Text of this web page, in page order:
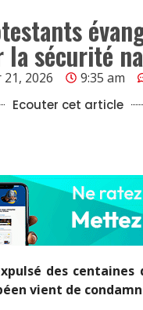
la sécurité
2026 9:35 am
Ecouter cet article
des
vient de